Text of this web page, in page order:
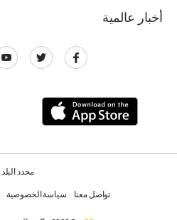
أخبار عالمية
محدد البلد
تواصل معنا سياسة الخصوصية